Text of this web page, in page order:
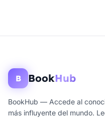
B BookHub
BookHub — Accede al
más influyente del mundo.